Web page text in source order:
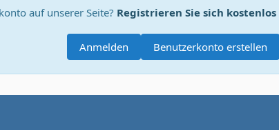
auf unserer Seite? Registrieren Sie sich kostenlos
Benutzerkonto erstellen
Anmelden